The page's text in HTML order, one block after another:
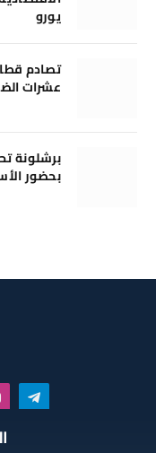
يورو
تصادم
عشرات
بحضور
تيلقرام